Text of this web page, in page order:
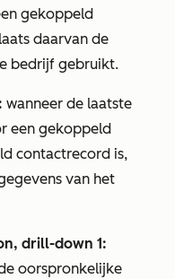
gekoppeld
daarvan de
bedrijf gebruikt.
wanneer de laatste
een gekoppeld
contactrecord is,
van het
drill-down 1:
oorspronkelijke